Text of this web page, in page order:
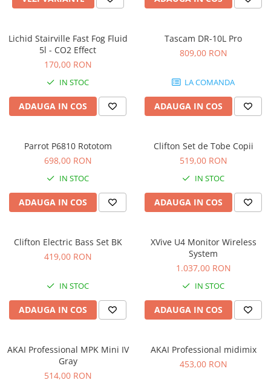
Microfoane de studio
Pop filtre
Preamplificatoare
Recordere de studio
Standuri si stative de monitoare
Tratament acustic
Lumini si efecte
Comenzi si controllere
Ecrane LED
Efecte de lumini
Masini de fum si ceata
Moving Head-uri
Lichid Stairville Fast Fog Fluid
5l - CO2 Effect
170,00 RON
IN STOC
ADAUGA IN COS
Tascam DR-10L Pro
809,00 RON
LA COMANDA
ADAUGA IN COS
Parrot P6810 Rototom
698,00 RON
IN STOC
ADAUGA IN COS
Clifton Set de Tobe Copii
519,00 RON
IN STOC
ADAUGA IN COS
Clifton Electric Bass Set BK
419,00 RON
IN STOC
ADAUGA IN COS
XVive U4 Monitor Wireless
System
1.037,00 RON
IN STOC
ADAUGA IN COS
AKAI Professional MPK Mini IV
Gray
514,00 RON
AKAI Professional midimix
453,00 RON